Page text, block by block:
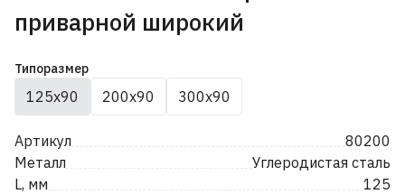
приварной широкий
Типоразмер
125х90 200х90 300х90
Артикул
80200
Металл
Углеродистая сталь
L, мм
125